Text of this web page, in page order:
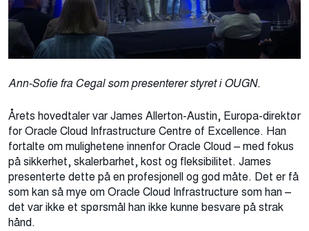
Ann-Sofie fra Cegal som presenterer styret i OUGN.
Årets hovedtaler var James Allerton-Austin, Europa-direktør
for Oracle Cloud Infrastructure Centre of Excellence. Han
fortalte om mulighetene innenfor Oracle Cloud – med fokus
på sikkerhet, skalerbarhet, kost og fleksibilitet. James
presenterte dette på en profesjonell og god måte. Det er få
som kan så mye om Oracle Cloud Infrastructure som han –
det var ikke et spørsmål han ikke kunne besvare på strak
hånd.